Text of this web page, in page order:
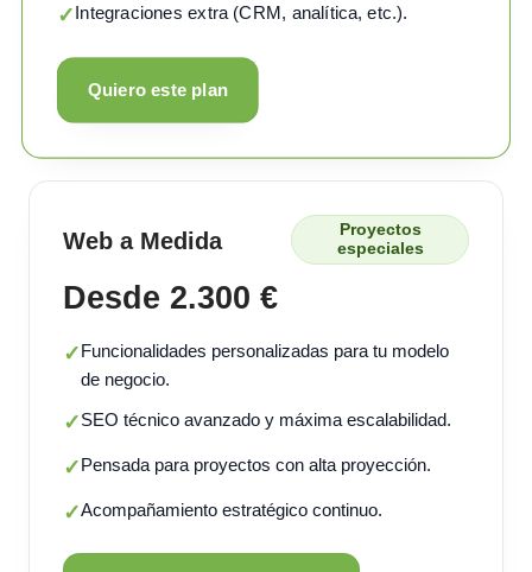
✓Integraciones extra (CRM, analítica, etc.).
Quiero este plan
Web a Medida
Proyectos
especiales
Desde 2.300 €
✓Funcionalidades personalizadas para tu modelo
de negocio.
✓SEO técnico avanzado y máxima escalabilidad.
✓Pensada para proyectos con alta proyección.
✓Acompañamiento estratégico continuo.